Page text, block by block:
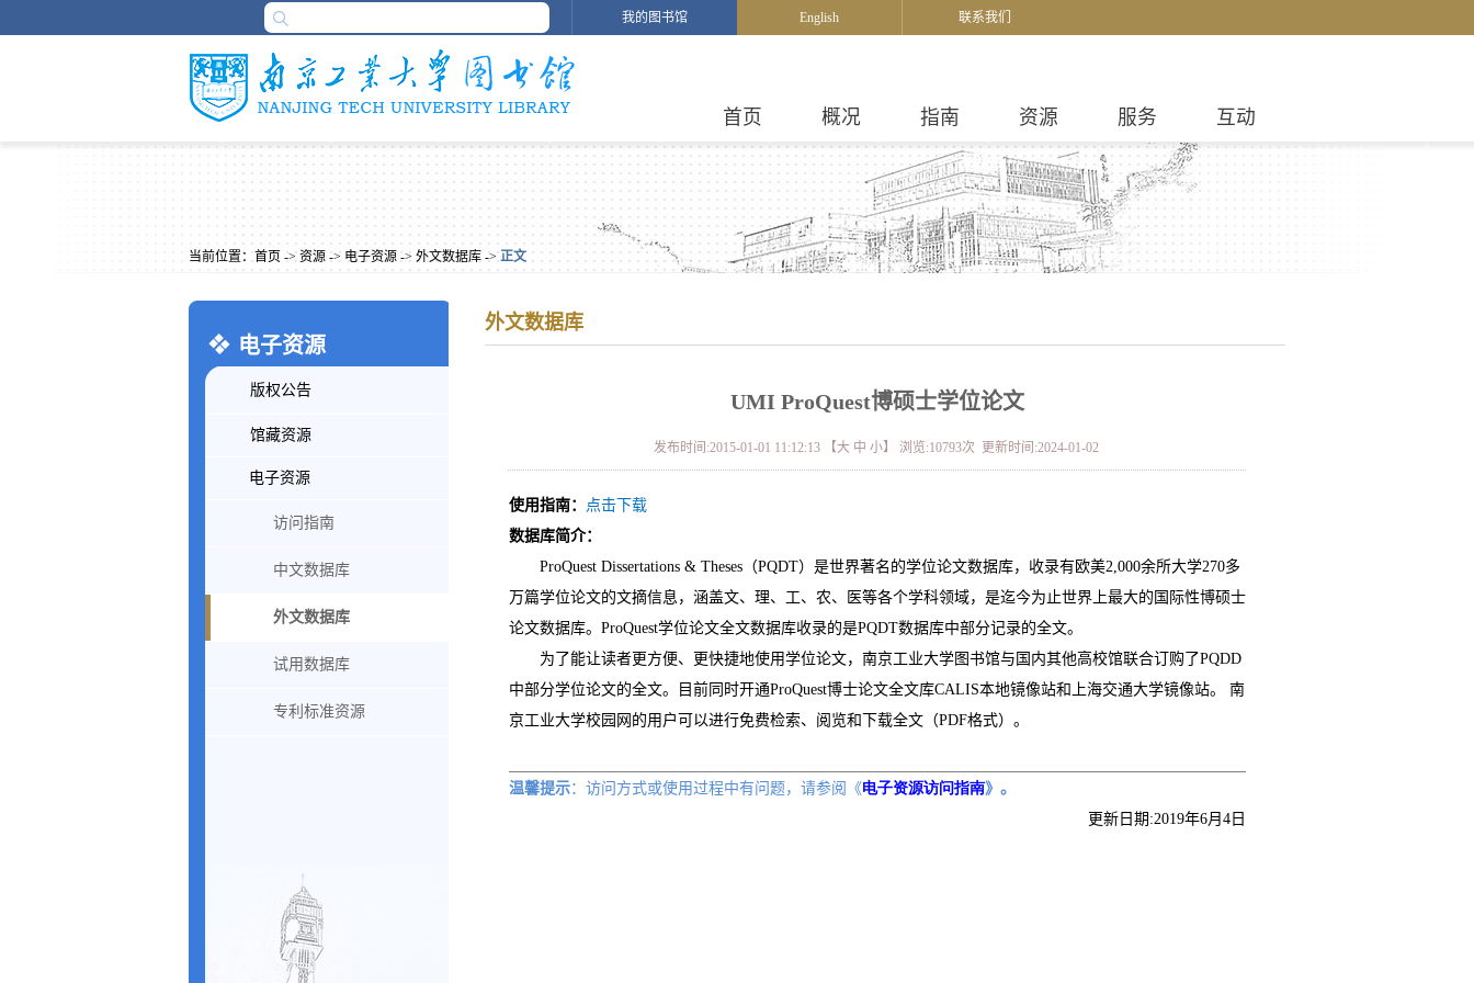
我的图书馆 English 联系我们
首页 概况 指南 资源 服务 互动
当前位置： 首页 -> 资源 -> 电子资源 -> 外文数据库 -> 正文
外文数据库
UMI ProQuest博硕士学位论文
发布时间:2015-01-01 11:12:13 【大 中 小】 浏览:10793次 更新时间:2024-01-02
使用指南： 点击下载
数据库简介：
ProQuest Dissertations & Theses（PQDT）是世界著名的学位论文数据库，收录有欧美2,000余所大学270多
万篇学位论文的文摘信息，涵盖文、理、工、农、医等各个学科领域，是迄今为止世界上最大的国际性博硕士
论文数据库。ProQuest学位论文全文数据库收录的是PQDT数据库中部分记录的全文。
为了能让读者更方便、更快捷地使用学位论文，南京工业大学图书馆与国内其他高校馆联合订购了PQDD
中部分学位论文的全文。目前同时开通ProQuest博士论文全文库CALIS本地镜像站和上海交通大学镜像站。 南
京工业大学校园网的用户可以进行免费检索、阅览和下载全文（PDF格式）。
温馨提示：访问方式或使用过程中有问题，请参阅《电子资源访问指南》。
更新日期:2019年6月4日
电子资源
版权公告
馆藏资源
电子资源
访问指南
中文数据库
外文数据库
试用数据库
专利标准资源